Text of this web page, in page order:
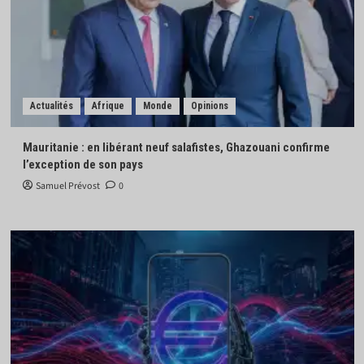
Actualités Afrique Monde Opinions
Mauritanie : en libérant neuf salafistes, Ghazouani confirme
l’exception de son pays
Samuel Prévost 0